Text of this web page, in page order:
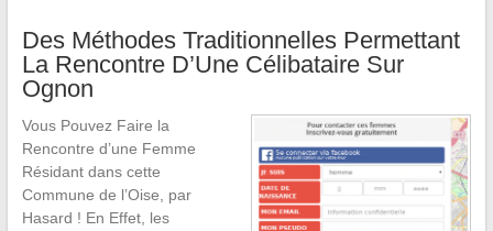
Des Méthodes Traditionnelles Permettant
La Rencontre D’Une Célibataire Sur
Ognon
Vous Pouvez Faire la
Rencontre d’une Femme
Résidant dans cette
Commune de l’Oise, par
Hasard ! En Effet, les